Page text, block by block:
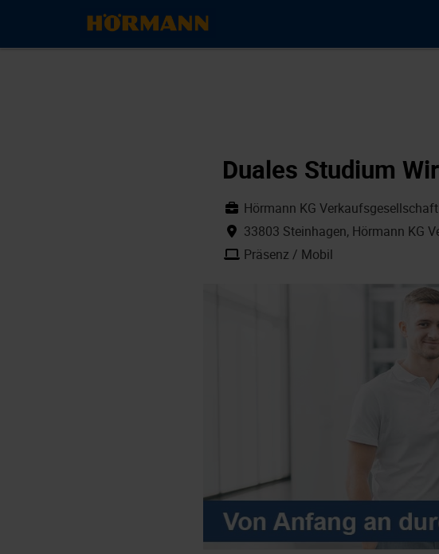
Duales Studium
Hörmann KG Verkaufsgesellschaft
33803 Steinhagen, Hörmann KG
Präsenz / Mobil